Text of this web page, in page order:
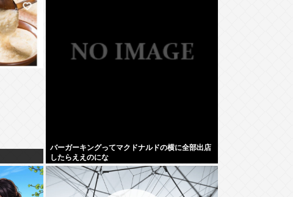
バーガーキングってマクドナルドの横に全部出店
したらええのにな